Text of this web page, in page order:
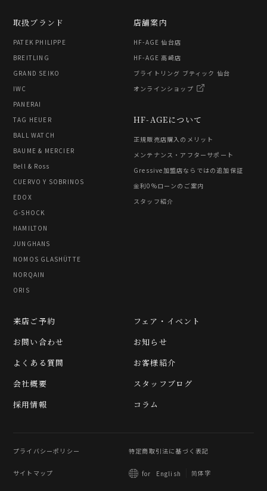
取扱ブランド
PATEK PHILIPPE
BREITLING
GRAND SEIKO
IWC
PANERAI
TAG HEUER
BALL WATCH
BAUME & MERCIER
Bell & Ross
CUERVO Y SOBRINOS
EDOX
G-SHOCK
HAMILTON
JUNGHANS
NOMOS GLASHÜTTE
NORQAIN
ORIS
HF-AGEについて
正規販売店購入のメリット
メンテナンス・アフターサポート
Gressive加盟店ならではの追加保証
金利0%ローンのご案内
スタッフ紹介
店舗案内
HF-AGE 仙台店
HF-AGE 高崎店
ブライトリング ブティック 仙台
オンラインショップ
フェア・イベント
お知らせ
お客様紹介
スタッフブログ
コラム
来店ご予約
お問い合わせ
よくある質問
会社概要
採用情報
プライバシーポリシー 特定商取引法に基づく表記
サイトマップ for English 简体字